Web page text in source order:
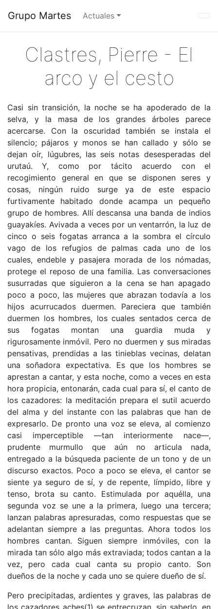
Grupo Martes Actuales
Clastres, Pierre - El
arco y el cesto
Casi sin transición, la noche se ha apoderado de la
selva, y la masa de los grandes árboles parece
acercarse. Con la oscuridad también se instala el
silencio; pájaros y monos se han callado y sólo se
dejan oír, lúgubres, las seis notas desesperadas del
urutaú. Y, como por tácito acuerdo con el
recogimiento general en que se disponen seres y
cosas, ningún ruido surge ya de este espacio
furtivamente habitado donde acampa un pequeño
grupo de hombres. Allí descansa una banda de indios
guayakíes. Avivada a veces por un ventarrón, la luz de
cinco o seis fogatas arranca a la sombra el círculo
vago de los refugios de palmas cada uno de los
cuales, endeble y pasajera morada de los nómadas,
protege el reposo de una familia. Las conversaciones
susurradas que siguieron a la cena se han apagado
poco a poco, las mujeres que abrazan todavía a los
hijos acurrucados duermen. Pareciera que también
duermen los hombres, los cuales sentados cerca de
sus fogatas montan una guardia muda y
rigurosamente inmóvil. Pero no duermen y sus miradas
pensativas, prendidas a las tinieblas vecinas, delatan
una soñadora expectativa. Es que los hombres se
aprestan a cantar, y esta noche, como a veces en esta
hora propicia, entonarán, cada cual para sí, el canto de
los cazadores: la meditación prepara el sutil acuerdo
del alma y del instante con las palabras que han de
expresarlo. De pronto una voz se eleva, al comienzo
casi imperceptible —tan interiormente nace—,
prudente murmullo que aún no articula nada,
entregado a la búsqueda paciente de un tono y de un
discurso exactos. Poco a poco se eleva, el cantor se
siente ya seguro de sí, y de repente, límpido, libre y
tenso, brota su canto. Estimulada por aquélla, una
segunda voz se une a la primera, luego una tercera;
lanzan palabras apresuradas, como respuestas que se
adelantan siempre a las preguntas. Ahora todos los
hombres cantan. Siguen siempre inmóviles, con la
mirada tan sólo algo más extraviada; todos cantan a la
vez, pero cada cual canta su propio canto. Son
dueños de la noche y cada uno se quiere dueño de sí.
Pero precipitadas, ardientes y graves, las palabras de
los cazadores aches(1) se entrecruzan, sin saberlo, en